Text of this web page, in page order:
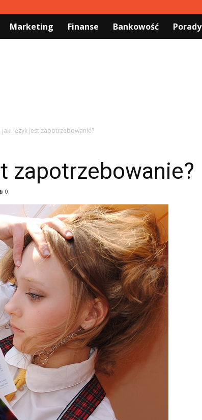
Marketing Finanse Bankowość Porady
jaki język jest zapotrzebowanie?
zapotrzebowanie?
0